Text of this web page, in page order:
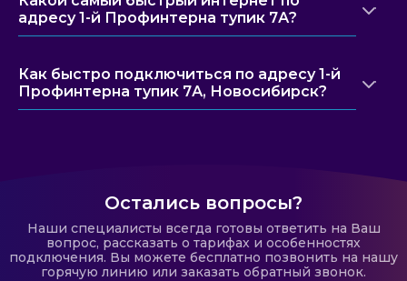
адресу 1-й Профинтерна тупик 7А?
Как быстро подключиться по адресу 1-й
Профинтерна тупик 7А, Новосибирск?
Остались вопросы?
Наши специалисты всегда готовы ответить на Ваш
вопрос, рассказать о тарифах и особенностях
подключения. Вы можете бесплатно позвонить на нашу
горячую линию или заказать обратный звонок.